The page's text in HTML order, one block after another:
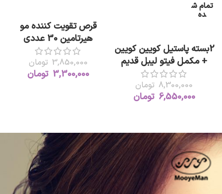
تمام ش
ده
2بسته پاستیل کویین کویین
+ مکمل فیتو لیبل قدیم
8,300,000 تومان
6,550,000 تومان
قرص تقویت کننده مو
هیرتامین 30 عددي
HAIRtamin Advanced
3,850,000 تومان
3,300,000 تومان